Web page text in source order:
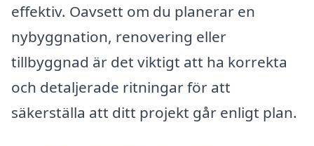
effektiv. Oavsett om du planerar en
nybyggnation, renovering eller
tillbyggnad är det viktigt att ha korrekta
och detaljerade ritningar för att
säkerställa att ditt projekt går enligt plan.